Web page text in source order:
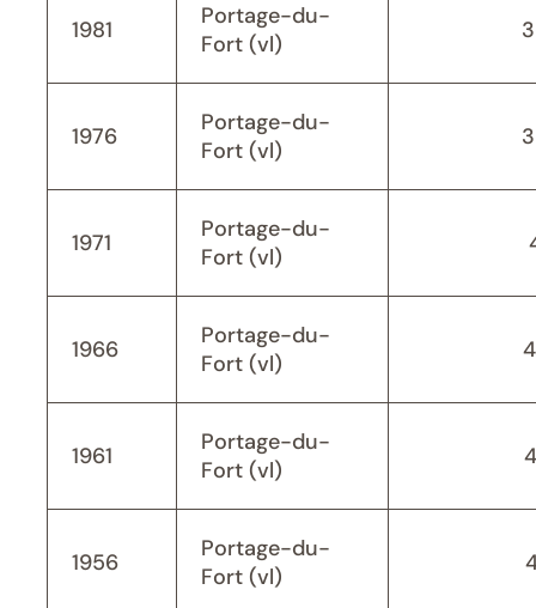
1981
Portage-du-
Fort (vl)
1976
Portage-du-
Fort (vl)
1971
Portage-du-
Fort (vl)
1966
Portage-du-
Fort (vl)
1961
Portage-du-
Fort (vl)
1956
Portage-du-
Fort (vl)